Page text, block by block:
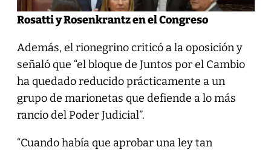
Rosatti y Rosenkrantz en el Congreso
Además, el rionegrino criticó a la oposición y
señaló que “el bloque de Juntos por el Cambio
ha quedado reducido prácticamente a un
grupo de marionetas que defiende a lo más
rancio del Poder Judicial”.
“Cuando había que aprobar una ley tan